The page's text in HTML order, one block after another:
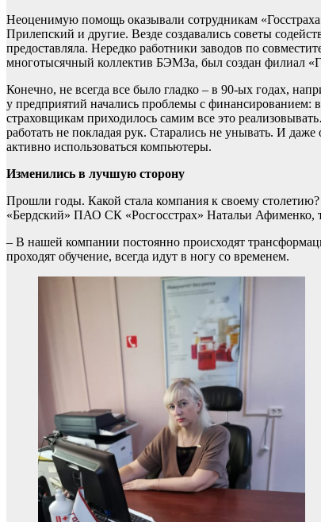
Неоценимую помощь оказывали сотрудникам
Прилепский и другие. Везде создавались советы
предоставляла. Нередко работники заводов по
многотысячный коллектив БЭМЗа, был создан филиал
Конечно, не всегда все было гладко – в 90-ых годах,
у предприятий начались проблемы с
страховщикам приходилось самим все это
работать не покладая рук. Старались не унывать. И
активно использоваться компьютеры.
Изменились в лучшую сторону
Прошли годы. Какой стала компания к своему
«Бердский» ПАО СК «Росгосстрах» Натальи Афименко,
– В нашей компании постоянно происходят
проходят обучение, всегда идут в ногу со временем.